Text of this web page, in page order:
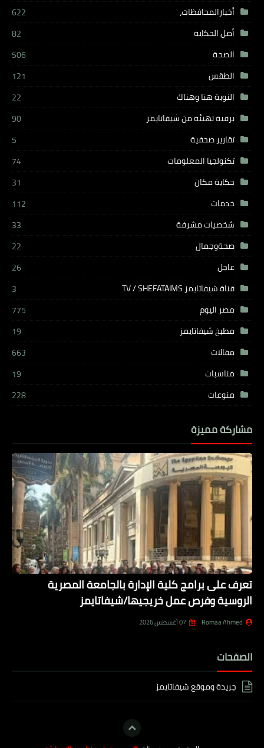
أخبارالمحافظات،
622
أصل الحكاية
82
الصحة
506
الطقس
121
النوبة هنا وهناك
22
برقية تهنئة من شيفاتايمز
90
تقارير صحفية
5
تكنولجيا المعلومات
74
حكاية مكان
31
خدمات
112
شخصيات مشرفة
33
صحةوجمال
22
عاجل
26
قناة شيفاتايمز TV / SHEFATAIMS
3
مصر اليوم
775
مطبخ شيفاتايمز
19
مقالات
663
مناسبات
19
منوعات
228
مشاركة مميزة
تعرف على برامج كلية الإدارة بالجامعة المصرية
الروسية وفرص عمل خريجيها/شيفاتايمز
Romaa Ahmed 07 أغسطس 2026
الصفحات
جريدة وموقع شيفاتايمز